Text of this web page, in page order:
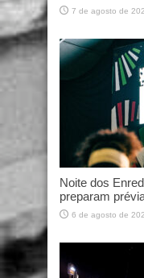
7 de agosto de
Noite dos
preparam
6 de agosto de